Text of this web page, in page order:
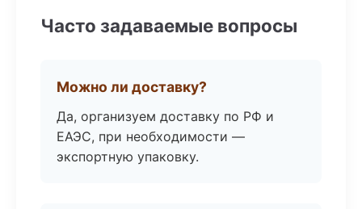
Часто задаваемые вопросы
Можно ли доставку?
Да, организуем доставку по РФ и
ЕАЭС, при необходимости —
экспортную упаковку.